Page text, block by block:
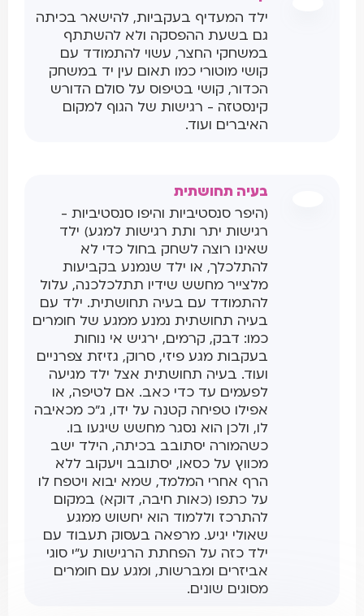
ילד המעדיף בעקביות, להישאר בכיתה
גם בשעת ההפסקה ולא להשתתף
במשחקי החצר, עשוי להתמודד עם
קושי מוטורי כמו תאום עין יד במשחק
הכדור, קושי בטיפוס על סולם הדורש
קינסטזה - רגישות של הגוף למקום
האיברים ועוד.
בעיה תחושתית
(היפר סנסטיביות והיפו סנסטיביות -
רגישות יתר ותת רגישות למגע) ילד
שאינו רוצה לשחק בחול כדי לא
להתלכלך, או ילד שנמנע בקביעות
מלצייר מחשש שידיו תתלכלכנה, עלול
להתמודד עם בעיה תחושתית. ילד עם
בעיה תחושתית נמנע ממגע של חומרים
כמו: דבק, קרמים, ירגיש אי נוחות
בעקבות מגע פיזי, סרוק, גזיזת צפרניים
ועוד. בעיה תחושתית אצל ילד מגיעה
לפעמים עד כדי כאב. אם לטיפה, או
אפילו טפיחה קטנה על ידו, ג"כ מכאיבה
לו, ולכן הוא נסגר מחשש שיגעו בו.
כשהמורה יסתובב בכיתה, הילד ישב
מכווץ על כסאו, יסתובב ויעקוב ללא
הרף אחרי המלמד, שמא יבוא ויטפח לו
על כתפו (כאות חיבה, דוקא) במקום
להתרכז וללמוד הוא יחשוש ממגע
שאולי יגיע. מרפאה בעסוק תעבוד עם
ילד כזה על הפחתת הרגישות ע"י סוגי
אביזרים ומברשות, ומגע עם חומרים
מסוגים שונים.